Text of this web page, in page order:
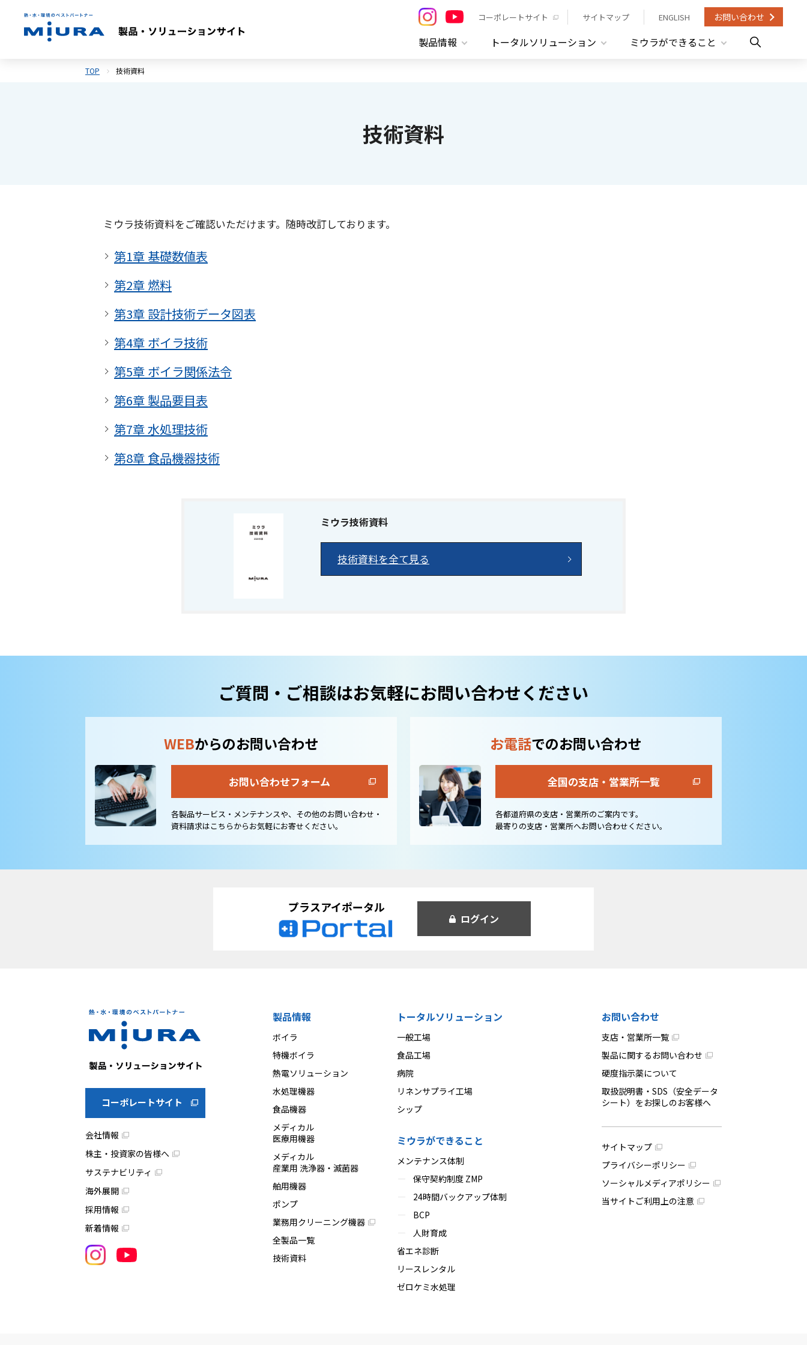
コーポレートサイト サイトマップ ENGLISH お問い合わせ
製品情報 トータルソリューション ミウラができること
TOP 技術資料
技術資料
ミウラ技術資料をご確認いただけます。随時改訂しております。
第1章 基礎数値表
第2章 燃料
第3章 設計技術データ図表
第4章 ボイラ技術
第5章 ボイラ関係法令
第6章 製品要目表
第7章水処理技術
第8章 食品機器技術
ミウラ技術資料
技術資料を全て見る
ご質問・ご相談はお気軽にお問い合わせください
WEBからのお問い合わせ
お問い合わせフォーム
各製品サービス・メンテナンスや、その他のお問い合わせ・
資料請求はこちらからお気軽にお寄せください。
お電話でのお問い合わせ
全国の支店・営業所一覧
各都道府県の支店・営業所のご案内です。
最寄りの支店・営業所へお問い合わせください。
プラスアイポータル
ログイン
コーポレートサイト
会社情報
株主・投資家の皆様へ
サステナビリティ
海外展開
採用情報
新着情報
製品情報
ボイラ
特機ボイラ
熱電ソリューション
水処理機器
食品機器
メディカル
医療用機器
メディカル
産業用 洗浄器・滅菌器
舶用機器
ポンプ
業務用クリーニング機器
全製品一覧
技術資料
トータルソリューション
一般工場
食品工場
病院
リネンサプライ工場
シップ
ミウラができること
メンテナンス体制
保守契約制度 ZMP
24時間バックアップ体制
BCP
人財育成
省エネ診断
リースレンタル
ゼロケミ水処理
お問い合わせ
支店・営業所一覧
製品に関するお問い合わせ
硬度指示薬について
取扱説明書・SDS（安全データ
シート）をお探しのお客様へ
サイトマップ
プライバシーポリシー
ソーシャルメディアポリシー
当サイトご利用上の注意